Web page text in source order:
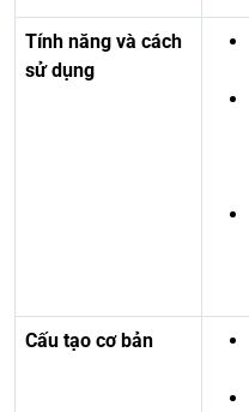
Tính năng và cách
sử dụng
Cấu tạo cơ bản